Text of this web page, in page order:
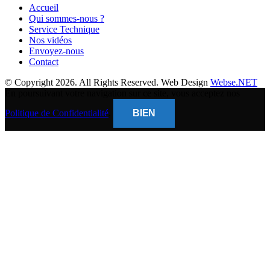
Accueil
Qui sommes-nous ?
Service Technique
Nos vidéos
Envoyez-nous
Contact
© Copyright 2026. All Rights Reserved. Web Design Webse.NET
Politique de Confidentialité
BIEN